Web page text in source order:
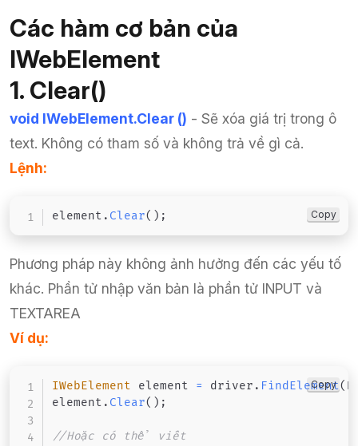
Các hàm cơ bản của
IWebElement
1. Clear()
void IWebElement.Clear () - Sẽ xóa giá trị trong ô
text. Không có tham số và không trả về gì cả.
Lệnh:
element . Clear( ) ; Copy
Phương pháp này không ảnh hưởng đến các yếu tố
khác. Phần tử nhập văn bản là phần tử INPUT và
TEXTAREA
Ví dụ:
IWebElement element = driver . FindElement(
element . Clear( ) ;
//Hoặc có thể viết
Copy